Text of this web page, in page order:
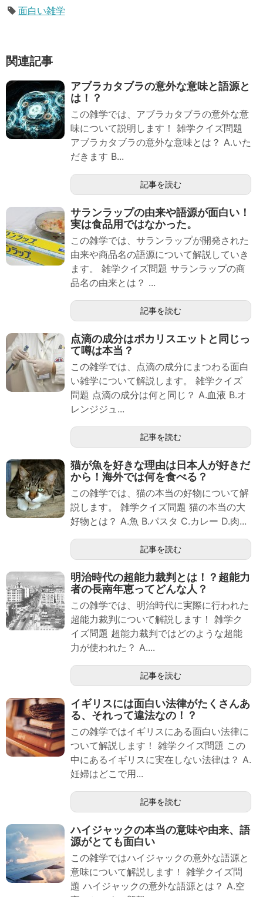
面白い雑学
関連記事
アブラカタブラの意外な意味と語源と
は！？
この雑学では、アブラカタブラの意外な意
味について説明します！ 雑学クイズ問題
アブラカタブラの意外な意味とは？ A.いた
だきます B...
記事を読む
サランラップの由来や語源が面白い！
実は食品用ではなかった。
この雑学では、サランラップが開発された
由来や商品名の語源について解説していき
ます。 雑学クイズ問題 サランラップの商
品名の由来とは？ ...
記事を読む
点滴の成分はポカリスエットと同じっ
て噂は本当？
この雑学では、点滴の成分にまつわる面白
い雑学について解説します。 雑学クイズ
問題 点滴の成分は何と同じ？ A.血液 B.オ
レンジジュ...
記事を読む
猫が魚を好きな理由は日本人が好きだ
から！海外では何を食べる？
この雑学では、猫の本当の好物について解
説します。 雑学クイズ問題 猫の本当の大
好物とは？ A.魚 B.パスタ C.カレー D.肉...
記事を読む
明治時代の超能力裁判とは！？超能力
者の長南年恵ってどんな人？
この雑学では、明治時代に実際に行われた
超能力裁判について解説します！ 雑学ク
イズ問題 超能力裁判ではどのような超能
力が使われた？ A....
記事を読む
イギリスには面白い法律がたくさんあ
る、それって違法なの！？
この雑学ではイギリスにある面白い法律に
ついて解説します！ 雑学クイズ問題 この
中にあるイギリスに実在しない法律は？ A.
妊婦はどこで用...
記事を読む
ハイジャックの本当の意味や由来、語
源がとても面白い
この雑学ではハイジャックの意外な語源と
意味について解説します！ 雑学クイズ問
題 ハイジャックの意外な語源とは？ A.空